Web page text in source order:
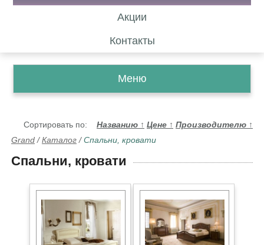
Акции
Контакты
Меню
Сортировать по: Названию ↑ Цене ↑ Производителю ↑
Grand /Каталог /Спальни, кровати
Спальни, кровати